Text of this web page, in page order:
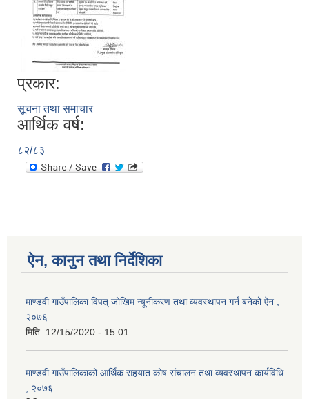
प्रकार:
सूचना तथा समाचार
आर्थिक वर्ष:
८२/८३
ऐन, कानुन तथा निर्देशिका
माण्डवी गाउँपालिका विपत् जोखिम न्यूनीकरण तथा व्यवस्थापन गर्न बनेको ऐन ,
२०७६
मिति: 12/15/2020 - 15:01
माण्डवी गाउँपालिकाको आर्थिक सहयात कोष संचालन तथा व्यवस्थापन कार्यविधि
, २०७६